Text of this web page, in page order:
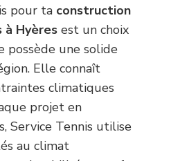
pour ta construction
à Hyères est un choix
possède une solide
Elle connaît
climatiques
projet en
Service Tennis utilise
au climat